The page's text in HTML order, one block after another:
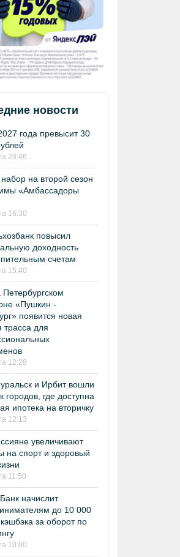
новости
года превысит 30
20:46
на второй сезон
«Амбассадоры
16:30
повысил
доходность
счетам
15:40
«Пушкин -
появится новая
трасса для
12:28
и Ирбит вошли
городов, где доступна
ипотека на вторичку
12:13
увеличивают
на спорт и здоровый
11:50
начислит
до 10 000
за оборот по
10:00